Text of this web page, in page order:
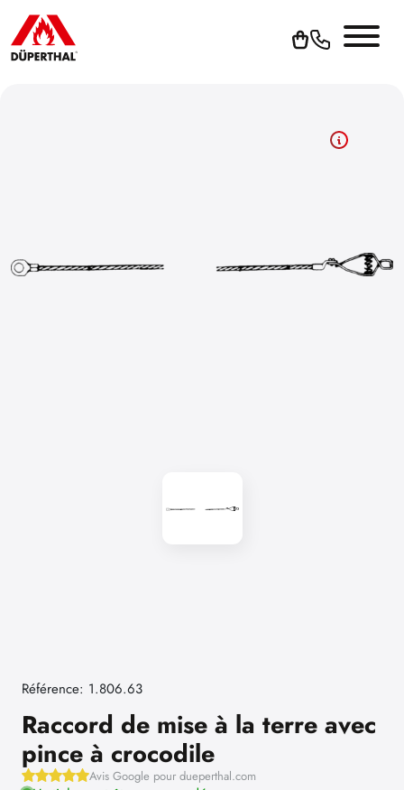
Référence: 1.806.63
Raccord de mise à la terre avec
pince à crocodile
Avis Google pour dueperthal.com